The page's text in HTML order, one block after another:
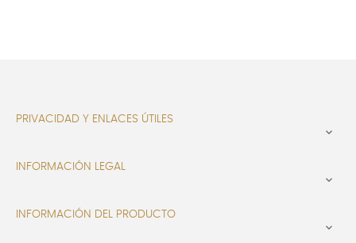
PRIVACIDAD Y ENLACES ÚTILES

INFORMACIÓN LEGAL

INFORMACIÓN DEL PRODUCTO
